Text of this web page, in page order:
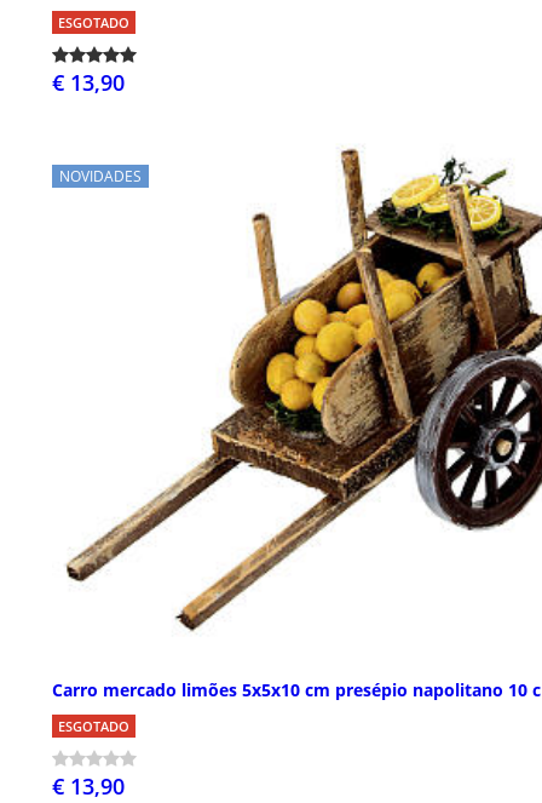
ESGOTADO
€ 13,90
NOVIDADES
Carro mercado limões 5x5x10 cm presépio napolitano 10
ESGOTADO
€ 13,90